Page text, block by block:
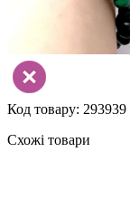
Код товару: 293939
Схожі товари